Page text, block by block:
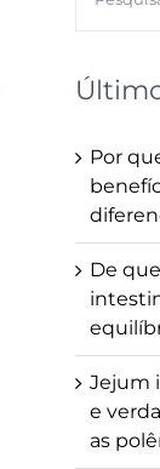
Por
De
Jejum
e
as